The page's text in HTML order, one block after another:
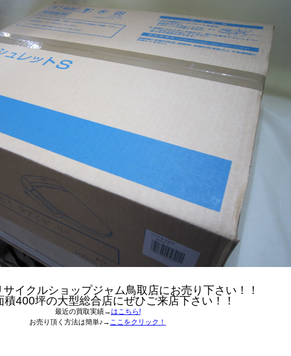
イクルショップジャム鳥取店にお売り下さい！！
積400坪の大型総合店にぜひご来店下さい！！
最近の買取実績→はこちら!
お売り頂く方法は簡単♪→ ここをクリック！